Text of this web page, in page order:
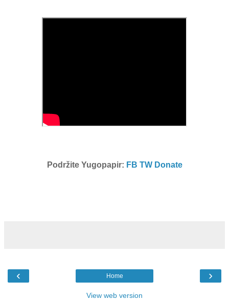
Podržite Yugopapir: FB TW Donate
‹ ›
Home
View web version